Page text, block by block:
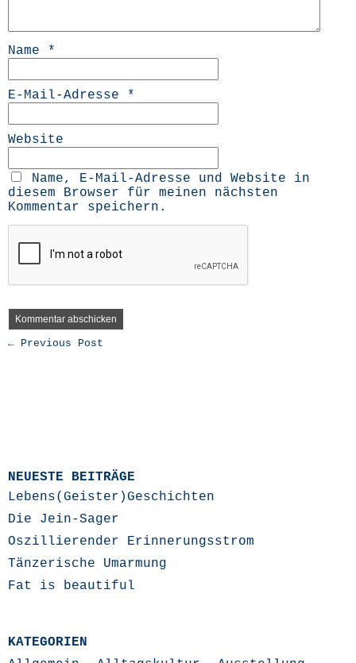
Name *
E-Mail-Adresse *
Website
Name, E-Mail-Adresse und Website in
diesem Browser für meinen nächsten
Kommentar speichern.
← Previous Post
NEUESTE BEITRÄGE
Lebens(Geister)Geschichten
Die Jein-Sager
Oszillierender Erinnerungsstrom
Tänzerische Umarmung
Fat is beautiful
KATEGORIEN